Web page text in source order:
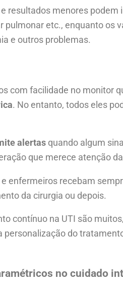
resultados menores podem
etc., enquanto os
e outros problemas.
com facilidade no monitor
. No entanto, todos eles
alertas quando algum
que merece atenção
enfermeiros recebam
da cirurgia ou depois.
contínuo na UTI são
do
no cuidado